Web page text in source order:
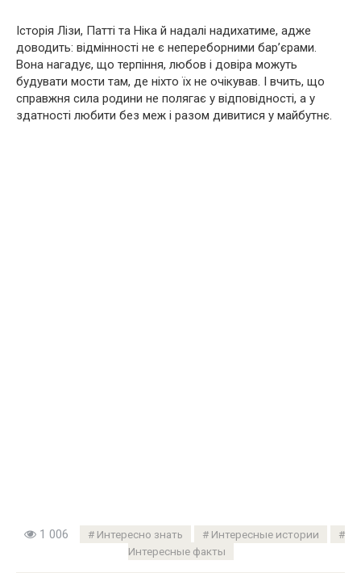
Історія Лізи, Патті та Ніка й надалі надихатиме, адже
доводить: відмінності не є непереборними бар’єрами.
Вона нагадує, що терпіння, любов і довіра можуть
будувати мости там, де ніхто їх не очікував. І вчить, що
справжня сила родини не полягає у відповідності, а у
здатності любити без меж і разом дивитися у майбутнє.
1 006 Интересно знать
Интересные истории
Интересные факты